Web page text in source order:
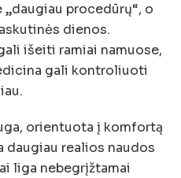
procedūrų“, o
dienos.
išeiti ramiai namuose,
gali kontroliuoti
orientuota į komfortą
daugiau realios naudos
liga nebegrįžtamai